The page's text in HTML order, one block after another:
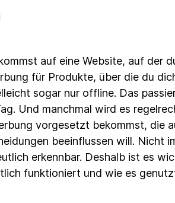
auf eine Website, auf der
für Produkte, über die du
sogar nur offline. Das
Und manchmal wird es
vorgesetzt bekommst, die
beeinflussen will. Nicht
erkennbar. Deshalb ist es
funktioniert und wie es